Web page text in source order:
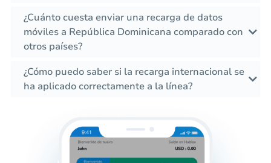
¿Cuánto cuesta enviar una recarga de datos
móviles a República Dominicana comparado con
otros países?
¿Cómo puedo saber si la recarga internacional se
ha aplicado correctamente a la línea?